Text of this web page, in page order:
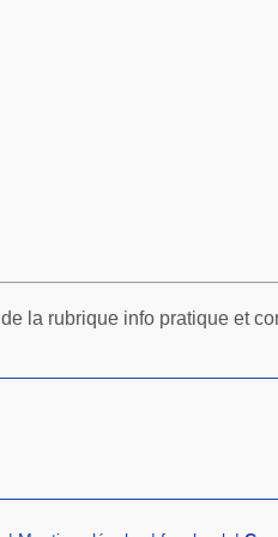
de la rubrique info pratique et